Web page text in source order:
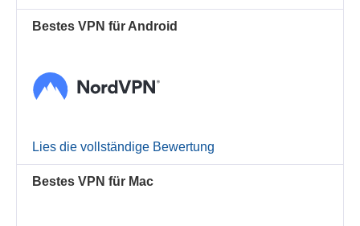
Bestes VPN für Android
Lies die vollständige Bewertung
Bestes VPN für Mac